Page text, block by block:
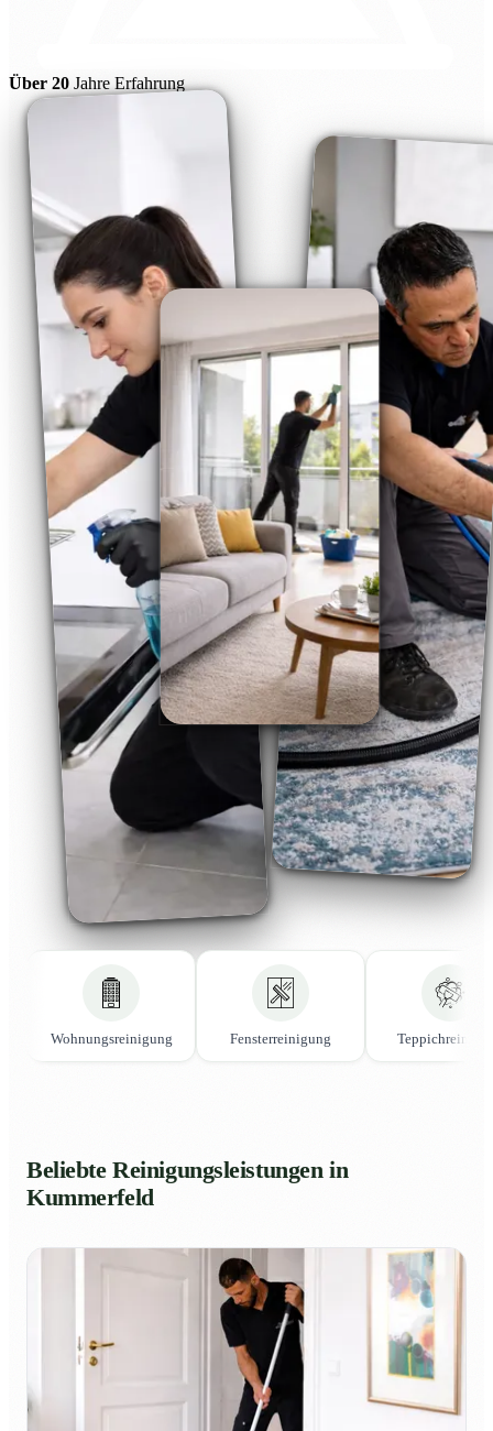
Über 20 Jahre Erfahrung
Wohnungsreinigung Fensterreinigung
Beliebte Reinigungsleistungen in
Kummerfeld